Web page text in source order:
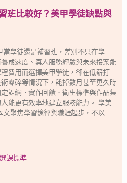
班比較好？美甲學徒缺點與
當學徒還是補習班，差別不只在學
成速度、真人服務經驗與未來接案能
費用而選擇美甲學徒，卻在低薪打
零碎等情況下，耗掉數月甚至更久時
課綱、實作回饋、衛生標準與作品集
能更有效率地建立服務能力。 學美
聚焦學習途徑與職涯起步，不以